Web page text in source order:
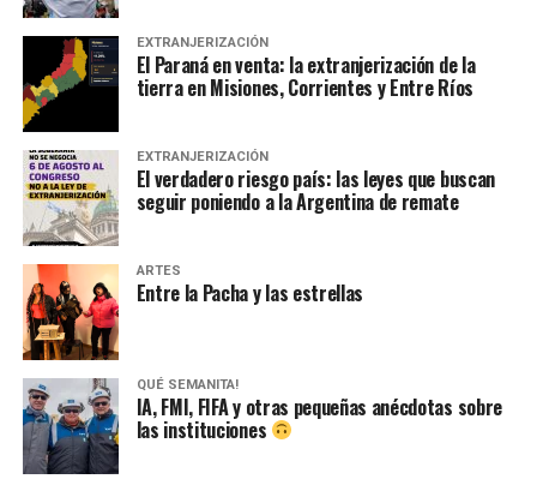
EXTRANJERIZACIÓN
El Paraná en venta: la extranjerización de la
tierra en Misiones, Corrientes y Entre Ríos
EXTRANJERIZACIÓN
El verdadero riesgo país: las leyes que buscan
seguir poniendo a la Argentina de remate
ARTES
Entre la Pacha y las estrellas
QUÉ SEMANITA!
IA, FMI, FIFA y otras pequeñas anécdotas sobre
las instituciones